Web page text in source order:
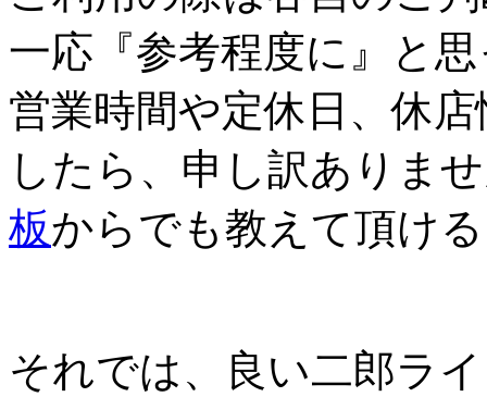
一応『参考程度に』と
営業時間や定休日、休
したら、申し訳ありま
板からでも教えて頂け
それでは、良い二郎ラ